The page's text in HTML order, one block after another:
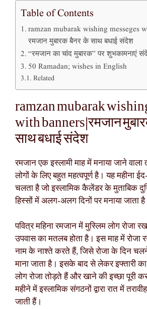
Table of Contents
ramzan mubarak wishing messeges
रमजान मुबारक बैनर के साथ बधाई संदेश
“रमजान का चांद मुबारक” पर शुभकामनाएं
50 Ramadan; wishes in English
Related
ramzan mubarak
with banners|रमजान
साथ बधाई संदेश
रमजान एक इस्लामी माह में मनाया जाने वाला
लोगों के लिए बहुत महत्वपूर्ण है। यह महीना
चलता है जो इस्लामिक कैलेंडर के मुताबिक
हिस्सों में अलग-अलग दिनों पर मनाया जाता
पवित्र महिना रमजान में मुस्लिम लोग रोजा
उपवास का मतलब होता है। इस माह में रोजा
नाम के नाश्ते करते हैं, जिसे रोजा के दिन
माना जाता है। इसके बाद से लेकर इफ्तारी
लोग रोजा तोड़ते हैं और खाने की इच्छा पूरी
महीने में इस्लामिक संगठनों द्वारा रात में
जाती हैं।